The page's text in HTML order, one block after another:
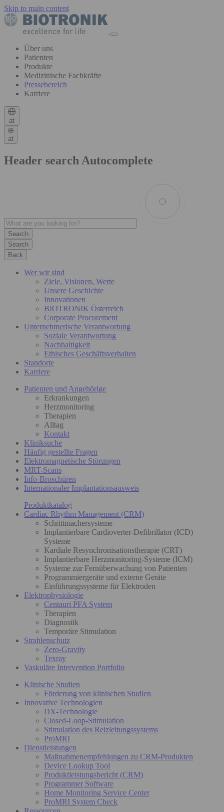
Skip to main content
Über uns
Patienten
Produkte
Medizinische Fachkräfte
Pressebereich
Karriere
at
at
Header search Autocomplete
Search
Back
Wer wir sind
Ziele, Visionen, Werte
Unsere Geschichte
Innovationen
BIOTRONIK Österreich
Corporate Procurement
Unternehmerische Verantwortung
Soziale Verantwortung
Nachhaltigkeit
Ethisches Geschäftsverhalten
Standorte
Karriere
Patienten und Angehörige
Erkrankungen
Herzmonitoring
Therapien
Alltag
Kontakt
Kliniksuche
Häufig gestellte Fragen
Elektromagnetische Störungen
MRT-Scans
Info-Broschüren
Internationaler Implantationsausweis
Produktkatalog
Cardiac Rhythm Management (CRM)
Schrittmachersysteme
Implantierbare Cardioverter-Defibrillator (ICD)
Systeme
Kardiale Resynchronisationstherapie (CRT)
Implantierbare Herzmonitoring-Systeme (ICM)
Systeme zur Fernüberwachung von Patienten
Programmiergeräte und externe Geräte
Einführungssysteme für Elektroden
Elektrophysiologie
Centauri PFA System
Therapien
Diagnostik
Temporäre Stimulation
Strahlenschutz
Zero-Gravity
Texray
Vaskuläre Intervention Portfolio
Klinische Studien
Förderung von klinischen Studien
Innovative Technologien
DX-Technologie
Closed-Loop-Stimulation
Stimulation des Reizleitungssystems
ProMRI
Dienstleistungen
Maßnahmenempfehlungen zu CRM-Produkten
Device Lookup Tool
Produktleistungsbericht (CRM)
Programmer Software
Home Monitoring Service Center
ProMRI System Check